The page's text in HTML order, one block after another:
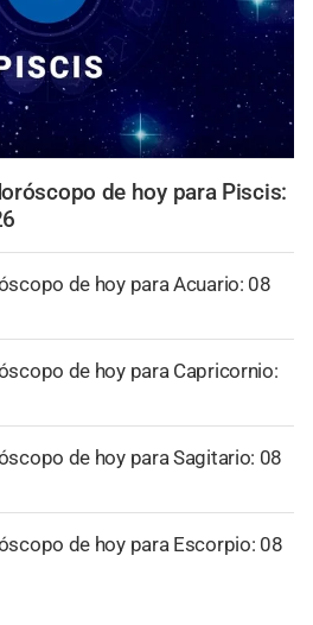
de hoy para Piscis:
de hoy para Acuario: 08
de hoy para Capricornio:
de hoy para Sagitario: 08
de hoy para Escorpio: 08